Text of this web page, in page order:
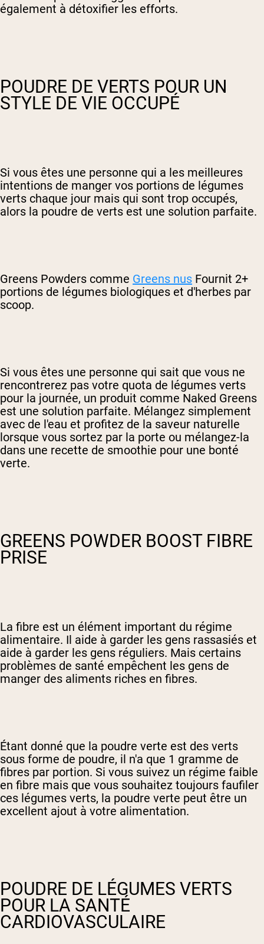
également à détoxifier les efforts.
POUDRE DE VERTS POUR UN
STYLE DE VIE OCCUPÉ
Si vous êtes une personne qui a les meilleures
intentions de manger vos portions de légumes
verts chaque jour mais qui sont trop occupés,
alors la poudre de verts est une solution parfaite.
Greens Powders comme Greens nus Fournit 2+
portions de légumes biologiques et d'herbes par
scoop.
Si vous êtes une personne qui sait que vous ne
rencontrerez pas votre quota de légumes verts
pour la journée, un produit comme Naked Greens
est une solution parfaite. Mélangez simplement
avec de l'eau et profitez de la saveur naturelle
lorsque vous sortez par la porte ou mélangez-la
dans une recette de smoothie pour une bonté
verte.
GREENS POWDER BOOST FIBRE
PRISE
La fibre est un élément important du régime
alimentaire. Il aide à garder les gens rassasiés et
aide à garder les gens réguliers. Mais certains
problèmes de santé empêchent les gens de
manger des aliments riches en fibres.
Étant donné que la poudre verte est des verts
sous forme de poudre, il n'a que 1 gramme de
fibres par portion. Si vous suivez un régime faible
en fibre mais que vous souhaitez toujours faufiler
ces légumes verts, la poudre verte peut être un
excellent ajout à votre alimentation.
POUDRE DE LÉGUMES VERTS
POUR LA SANTÉ
CARDIOVASCULAIRE